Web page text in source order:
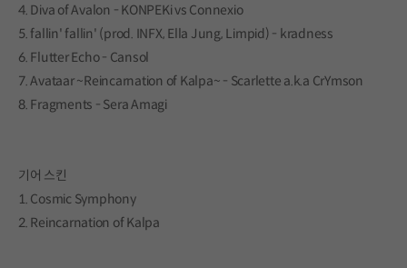
4. Diva of Avalon - KONPEKi vs Connexio
5. fallin' fallin' (prod. INFX, Ella Jung, Limpid) - kradness
6. Flutter Echo - Cansol
7. Avataar ~Reincarnation of Kalpa~ - Scarlette a.k.a CrYmson
8. Fragments - Sera Amagi
기어 스킨
1. Cosmic Symphony
2. Reincarnation of Kalpa